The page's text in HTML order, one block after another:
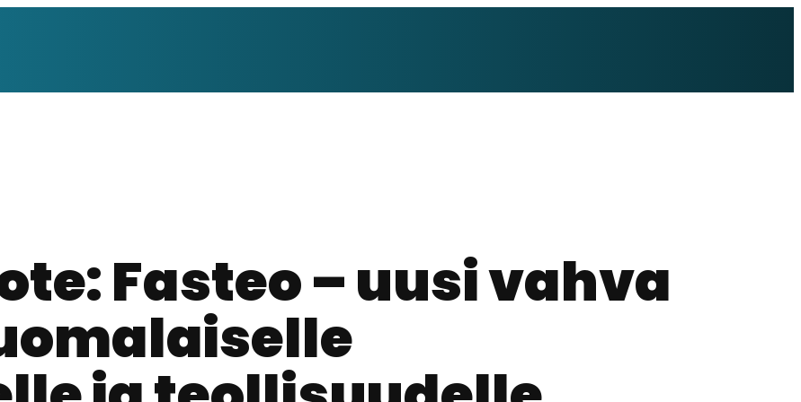
Fasteo – uusi vahva